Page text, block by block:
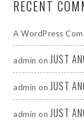
RECENT
A WordPress
admin on JUST
admin on JUST
admin on JUST